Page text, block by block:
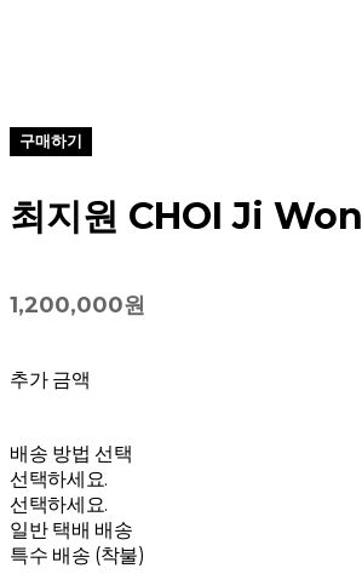
구매하기
최지원 CHOI Ji Won
1,200,000원
추가 금액
배송 방법 선택
선택하세요.
선택하세요.
일반 택배 배송
특수 배송 (착불)